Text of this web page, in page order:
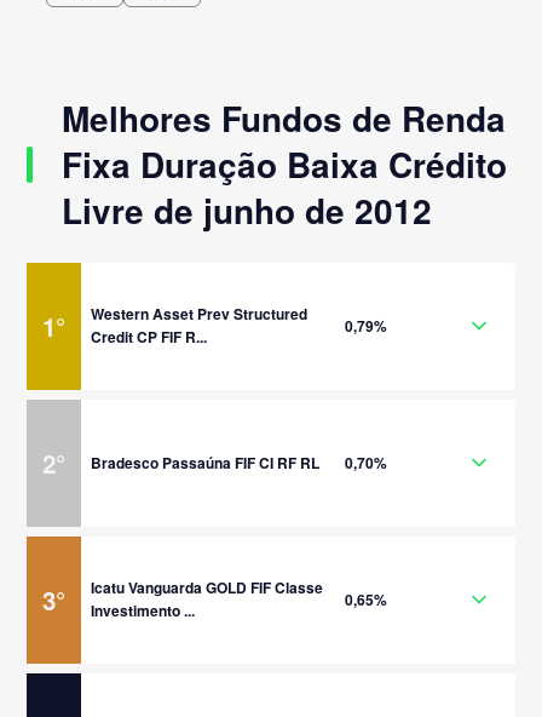
Melhores Fundos de Renda
Fixa Duração Baixa Crédito
Livre de junho de 2012
1°
Western Asset Prev Structured
Credit CP FIF R...
0,79%
2° Bradesco Passaúna FIF CI RF RL 0,70%
3°
Icatu Vanguarda GOLD FIF Classe
Investimento ...
0,65%